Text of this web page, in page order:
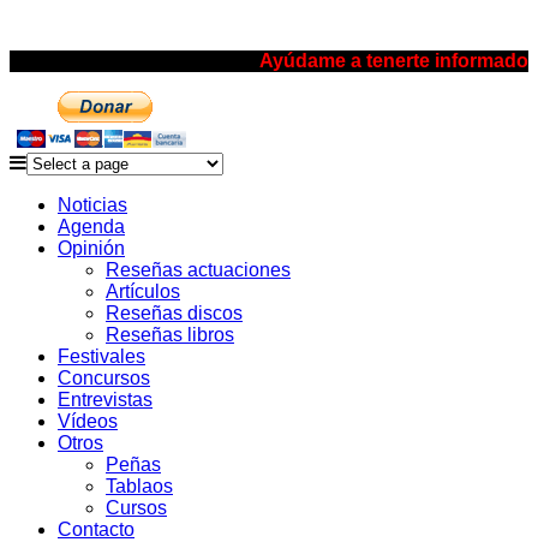
Ayúdame a tenerte informado
Noticias
Agenda
Opinión
Reseñas actuaciones
Artículos
Reseñas discos
Reseñas libros
Festivales
Concursos
Entrevistas
Vídeos
Otros
Peñas
Tablaos
Cursos
Contacto